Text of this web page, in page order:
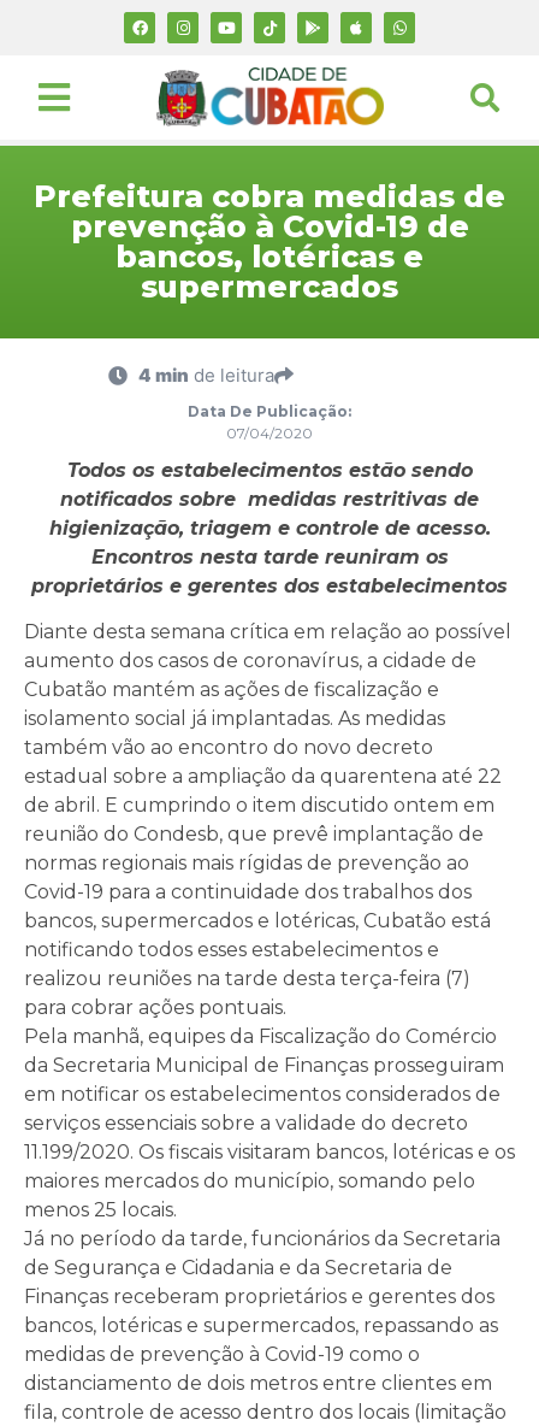
Prefeitura cobra medidas de
prevenção à Covid-19 de
bancos, lotéricas e
supermercados
4 min de leitura
Data De Publicação:
07/04/2020
Todos os estabelecimentos estão sendo
notificados sobre medidas restritivas de
higienização, triagem e controle de acesso.
Encontros nesta tarde reuniram os
proprietários e gerentes dos estabelecimentos
Diante desta semana crítica em relação ao possível
aumento dos casos de coronavírus, a cidade de
Cubatão mantém as ações de fiscalização e
isolamento social já implantadas. As medidas
também vão ao encontro do novo decreto
estadual sobre a ampliação da quarentena até 22
de abril. E cumprindo o item discutido ontem em
reunião do Condesb, que prevê implantação de
normas regionais mais rígidas de prevenção ao
Covid-19 para a continuidade dos trabalhos dos
bancos, supermercados e lotéricas, Cubatão está
notificando todos esses estabelecimentos e
realizou reuniões na tarde desta terça-feira (7)
para cobrar ações pontuais.
Pela manhã, equipes da Fiscalização do Comércio
da Secretaria Municipal de Finanças prosseguiram
em notificar os estabelecimentos considerados de
serviços essenciais sobre a validade do decreto
11.199/2020. Os fiscais visitaram bancos, lotéricas e os
maiores mercados do município, somando pelo
menos 25 locais.
Já no período da tarde, funcionários da Secretaria
de Segurança e Cidadania e da Secretaria de
Finanças receberam proprietários e gerentes dos
bancos, lotéricas e supermercados, repassando as
medidas de prevenção à Covid-19 como o
distanciamento de dois metros entre clientes em
fila, controle de acesso dentro dos locais (limitação